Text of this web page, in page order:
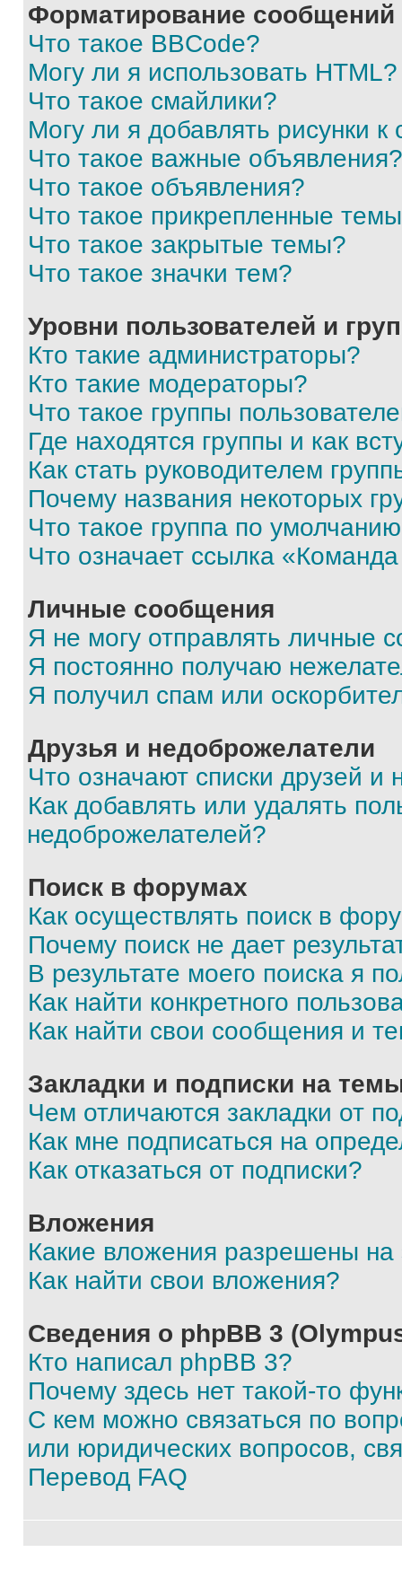
Форматирование
Что такое BBCode?
Могу ли я использовать HTML?
Что такое смайлики?
Могу ли я добавлять рисунки
Что такое важные объявления?
Что такое объявления?
Что такое прикрепленные
Что такое закрытые темы?
Что такое значки тем?
Уровни пользователей и
Кто такие администраторы?
Кто такие модераторы?
Что такое группы
Где находятся группы и как
Как стать руководителем
Почему названия некоторых
Что такое группа по
Что означает ссылка
Личные сообщения
Я не могу отправлять личные
Я постоянно получаю
Я получил спам или
Друзья и недоброжелатели
Что означают списки друзей и
Как добавлять или удалять
недоброжелателей?
Поиск в форумах
Как осуществлять поиск в
Почему поиск не дает
В результате моего поиска я
Как найти конкретного
Как найти свои сообщения и
Закладки и подписки на
Чем отличаются закладки от
Как мне подписаться на
Как отказаться от подписки?
Вложения
Какие вложения разрешены
Как найти свои вложения?
Сведения о phpBB 3
Кто написал phpBB 3?
Почему здесь нет такой-то
С кем можно связаться по
или юридических вопросов,
Перевод FAQ